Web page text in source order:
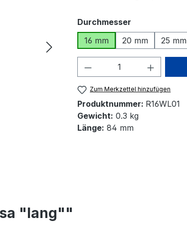
Durchmesser
16 mm
20 mm 25 mm
Produkt Anzahl:
Zum Merkzettel hinzufügen
Produktnummer: R16WL01
Gewicht: 0.3 kg
Länge: 84 mm
"lang""